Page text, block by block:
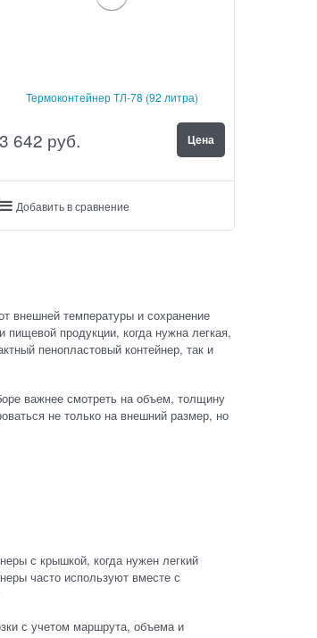
Термоконтейнер ТЛ-78 (92 литра)
3 642 руб. Цена
Добавить в сравнение
внешней температуры и сохранение
продукции, когда нужна легкая,
пенопластовый контейнер, так и
важнее смотреть на объем, толщину
не только на внешний размер, но
с крышкой, когда нужен легкий
часто используют вместе с
с учетом маршрута, объема и